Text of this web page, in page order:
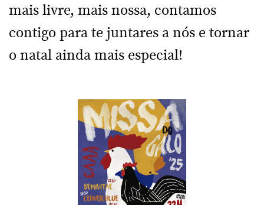
mais livre, mais nossa, contamos
contigo para te juntares a nós e tornar
o natal ainda mais especial!